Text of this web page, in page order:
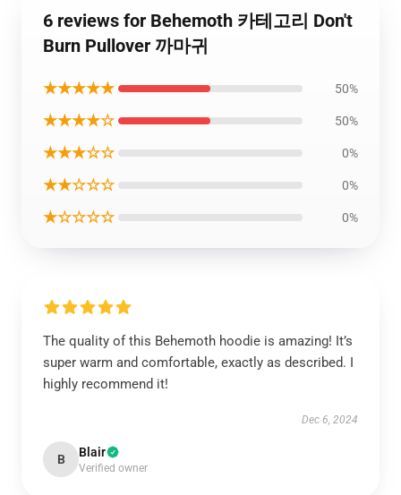
6 reviews for Behemoth 카테고리 Don't
Burn Pullover 까마귀
★★★★★ 50%
★★★★☆ 50%
★★★☆☆ 0%
★★☆☆☆ 0%
★☆☆☆☆ 0%
The quality of this Behemoth hoodie is amazing! It’s
super warm and comfortable, exactly as described. I
highly recommend it!
Dec 6, 2024
B Blair
Verified owner